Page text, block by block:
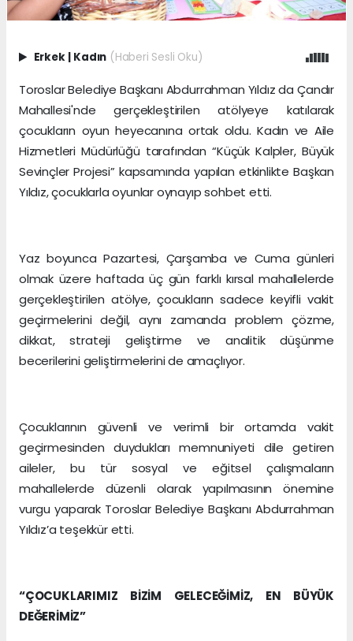
Erkek | Kadın (Haberi Sesli Oku)
Toroslar Belediye Başkanı Abdurrahman Yıldız da Çandır
Mahallesi'nde gerçekleştirilen atölyeye katılarak
çocukların oyun heyecanına ortak oldu. Kadın ve Aile
Hizmetleri Müdürlüğü tarafından “Küçük Kalpler, Büyük
Sevinçler Projesi” kapsamında yapılan etkinlikte Başkan
Yıldız, çocuklarla oyunlar oynayıp sohbet etti.
Yaz boyunca Pazartesi, Çarşamba ve Cuma günleri
olmak üzere haftada üç gün farklı kırsal mahallelerde
gerçekleştirilen atölye, çocukların sadece keyifli vakit
geçirmelerini değil, aynı zamanda problem çözme,
dikkat, strateji geliştirme ve analitik düşünme
becerilerini geliştirmelerini de amaçlıyor.
Çocuklarının güvenli ve verimli bir ortamda vakit
geçirmesinden duydukları memnuniyeti dile getiren
aileler, bu tür sosyal ve eğitsel çalışmaların
mahallelerde düzenli olarak yapılmasının önemine
vurgu yaparak Toroslar Belediye Başkanı Abdurrahman
Yıldız’a teşekkür etti.
“ÇOCUKLARIMIZ BİZİM GELECEĞİMİZ, EN BÜYÜK
DEĞERİMİZ”